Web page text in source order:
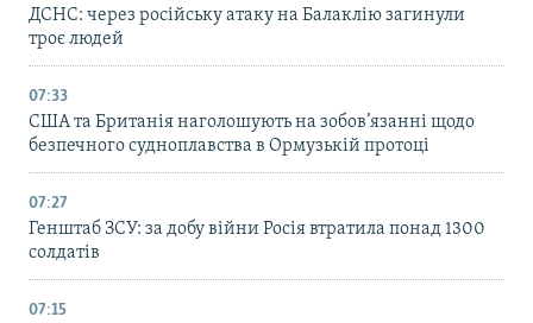
ДСНС: через російську атаку на Балаклію загинули
троє людей
07:33
США та Британія наголошують на зобов’язанні щодо
безпечного судноплавства в Ормузькій протоці
07:27
Генштаб ЗСУ: за добу війни Росія втратила понад 1300
солдатів
07:15